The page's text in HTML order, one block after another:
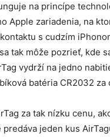
na princípe
Apple zariadenia, na
s cudzím
tak môže pozrieť, kde
vydrží na jedno
batéria CR2032 za
za tak nízku cenu,
jeden kus